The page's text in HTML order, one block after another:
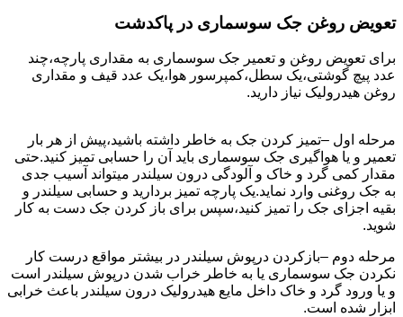
تعویض روغن جک سوسماری در پاکدشت
برای تعویض روغن و تعمیر جک سوسماری به مقداری پارچه،چند
عدد پیچ گوشتی،یک سطل،کمپرسور هوا،یک عدد قیف و مقداری
روغن هیدرولیک نیاز دارید.
مرحله اول –تمیز کردن جک به خاطر داشته باشید،پیش از هر بار
تعمیر و یا هواگیری جک سوسماری باید آن را حسابی تمیز کنید.حتی
مقدار کمی گرد و خاک و آلودگی درون سیلندر میتواند آسیب جدی
به جک روغنی وارد نماید.یک پارچه تمیز بردارید و حسابی سیلندر و
بقیه اجزای جک را تمیز کنید،سپس برای باز کردن جک دست به کار
شوید.
مرحله دوم –بازکردن درپوش سیلندر در بیشتر مواقع درست کار
نکردن جک سوسماری یا به خاطر خراب شدن درپوش سیلندر است
و یا ورود گرد و خاک داخل مایع هیدرولیک درون سیلندر باعث خرابی
ابزار شده است.